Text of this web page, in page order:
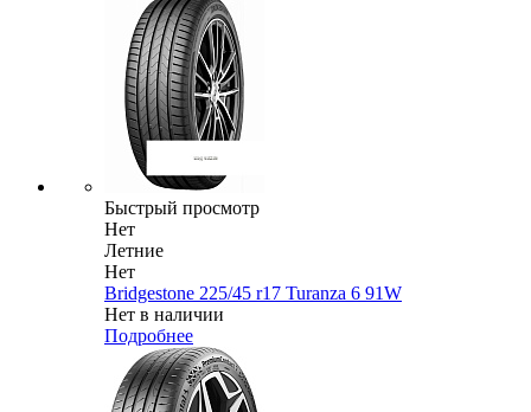
Быстрый просмотр
Нет
Летние
Нет
Bridgestone 225/45 r17 Turanza 6 91W
Нет в наличии
Подробнее